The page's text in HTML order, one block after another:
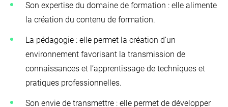
Son expertise du domaine de formation : elle alimente
la création du contenu de formation.
La pédagogie : elle permet la création d’un
environnement favorisant la transmission de
connaissances et l’apprentissage de techniques et
pratiques professionnelles.
Son envie de transmettre : elle permet de développer